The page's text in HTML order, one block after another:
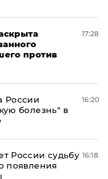
против
17:28
России
болезнь" в
16:20
России судьбу
появления
16:18